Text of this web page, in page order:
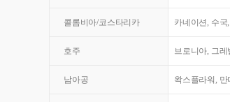
콜롬비아/코스타리카 카네이션, 수
호주 브로니아, 그
남아공 왁스플라워,